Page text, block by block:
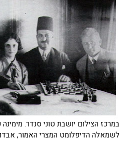
במרכז הצילום יושבת טוני סנדר.
לשמאלה הדיפלומט המצרי האמור,